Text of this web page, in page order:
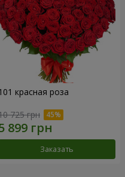
красная роза
725 грн
Заказать